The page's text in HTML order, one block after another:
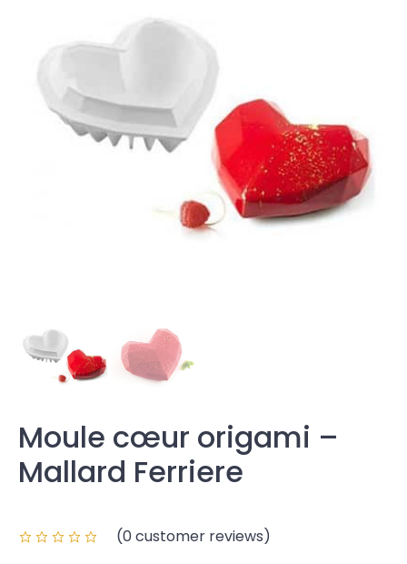
Moule cœur origami –
Mallard Ferriere
(0customer reviews)